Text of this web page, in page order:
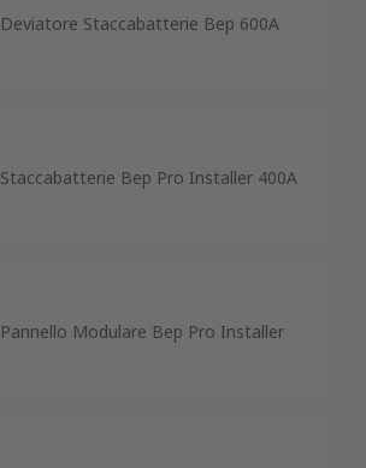
Deviatore Staccabatterie Bep 600A
Staccabatterie Bep Pro Installer 400A
Pannello Modulare Bep Pro Installer